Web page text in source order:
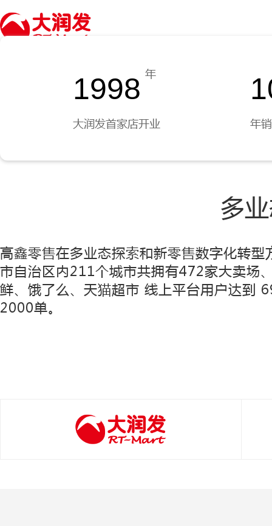
我们的品牌
1998 年
大润发首家店开业 年
多
高鑫零售在多业态探索和新零售数字化转
市自治区内211个城市共拥有472家大卖场
鲜、饿了么、天猫超市 线上平台用户达到
2000单。